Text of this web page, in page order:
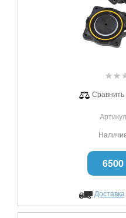
Сравнить
Доставка